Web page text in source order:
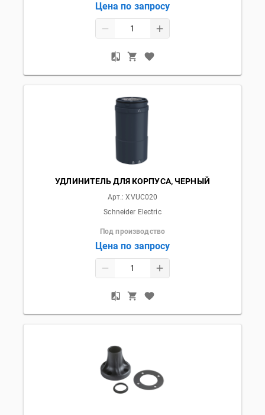
Цена по запросу
УДЛИНИТЕЛЬ ДЛЯ КОРПУСА, ЧЕРНЫЙ
Арт.:XVUC020
Schneider Electric
Под производство
Цена по запросу